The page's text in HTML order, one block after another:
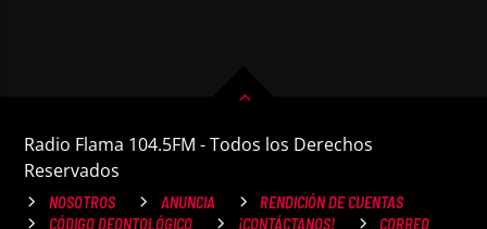
Radio Flama 104.5FM - Todos los Derechos
Reservados
NOSOTROS ANUNCIA
RENDICIÓN DE CUENTAS
CÓDIGO DEONTOLÓGICO
¡CONTÁCTANOS! CORREO